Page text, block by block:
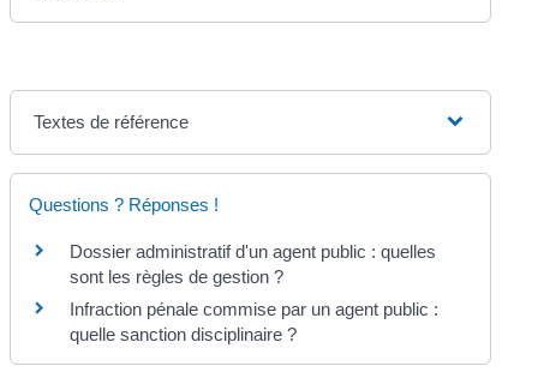
Textes de référence
Questions ? Réponses !
Dossier administratif d'un agent public : quelles
sont les règles de gestion ?
Infraction pénale commise par un agent public :
quelle sanction disciplinaire ?